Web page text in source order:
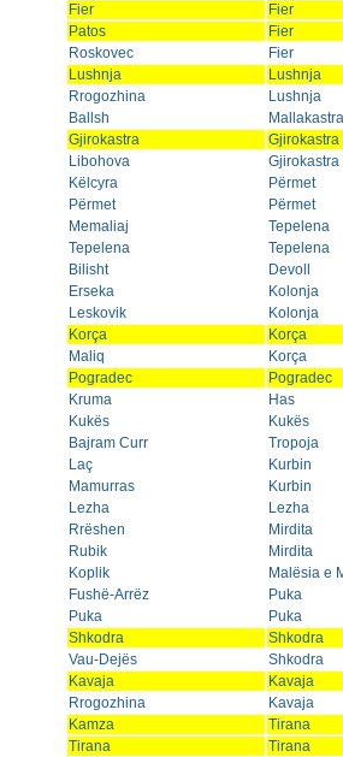
Fier
Fier
Patos
Fier
Roskovec
Fier
Lushnja
Lushnja
Rrogozhina
Lushnja
Ballsh
Mallakastra
Gjirokastra
Gjirokastra
Libohova
Gjirokastra
Këlcyra
Përmet
Përmet
Përmet
Memaliaj
Tepelena
Tepelena
Tepelena
Bilisht
Devoll
Erseka
Kolonja
Leskovik
Kolonja
Korça
Korça
Maliq
Korça
Pogradec
Pogradec
Kruma
Has
Kukës
Kukës
Bajram Curr
Tropoja
Laç
Kurbin
Mamurras
Kurbin
Lezha
Lezha
Rrëshen
Mirdita
Rubik
Mirdita
Koplik
Malësia e
Fushë-Arrëz
Puka
Puka
Puka
Shkodra
Shkodra
Vau-Dejës
Shkodra
Kavaja
Kavaja
Rrogozhina
Kavaja
Kamza
Tirana
Tirana
Tirana